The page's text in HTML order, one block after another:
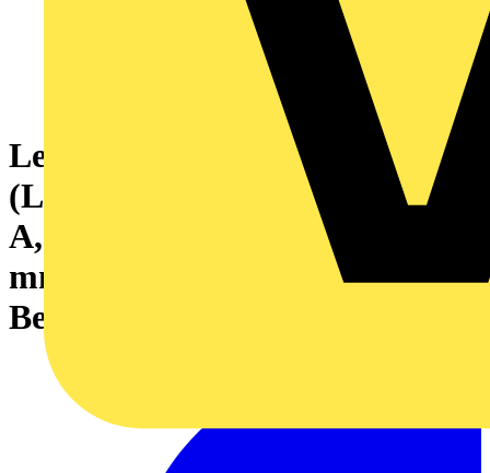
Leiterplattensteckverbinder
(Leiteranschluss), 160 V, 17.5
A, Raster in mm: 3.50, 1.5
mm², Polzahl: 4, PUSH IN mit
Betätigungselement, Box